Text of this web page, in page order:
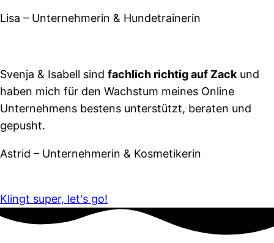
Lisa – Unternehmerin & Hundetrainerin
Svenja & Isabell sind fachlich richtig auf Zack und
haben mich für den Wachstum meines Online
Unternehmens bestens unterstützt, beraten und
gepusht.
Astrid – Unternehmerin & Kosmetikerin
Klingt super, let's go!